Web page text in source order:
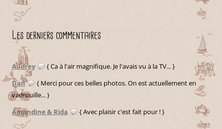
Les derniers commentaires
Audrey
{ Ca à l'air magnifique. Je l'avais vu à la TV... }
Dan
{ Merci pour ces belles photos. On est actuellement en
vadrouille... }
Amandine & Rida
{ Avec plaisir c'est fait pour ! }
»»